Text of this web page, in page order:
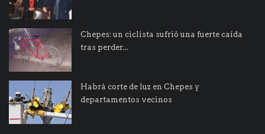
Chepes: un ciclista sufrió una fuerte caída
tras perder...
Habrá corte de luz en Chepes y
departamentos vecinos